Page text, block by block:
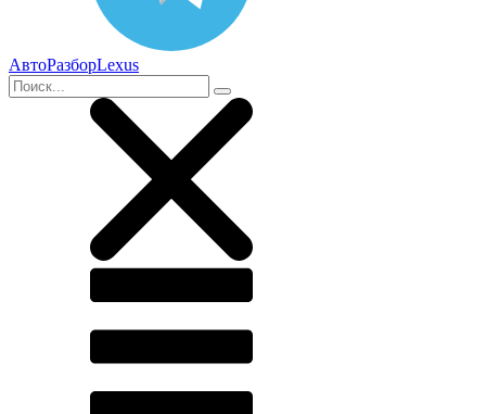
АвтоРазборLexus